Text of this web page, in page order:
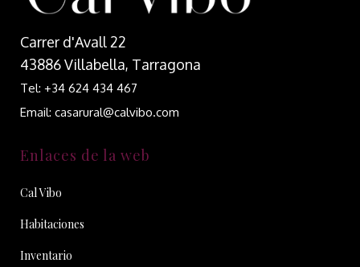
Carrer d'Avall 22
43886 Villabella, Tarragona
Tel: +34 624 434 467
Email: casarural@calvibo.com
Enlaces de la web
Cal Vibo
Habitaciones
Inventario